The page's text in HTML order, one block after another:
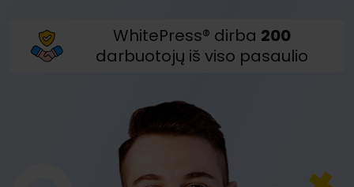
WhitePress® dirba 200
darbuotojų iš viso pasaulio